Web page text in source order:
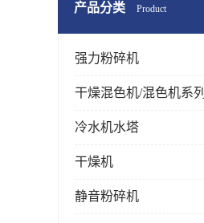
产品分类 Product
强力粉碎机
干燥混色机/混色机系列
冷水机水塔
干燥机
静音粉碎机